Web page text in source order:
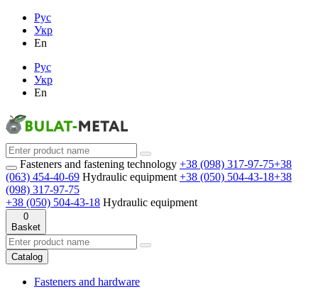
Рус
Укр
En
Рус
Укр
En
Fasteners and fastening technology +38 (098) 317-97-75+38
(063) 454-40-69 Hydraulic equipment +38 (050) 504-43-18+38
(098) 317-97-75
+38 (050) 504-43-18 Hydraulic equipment
0
Basket
Catalog
Fasteners and hardware